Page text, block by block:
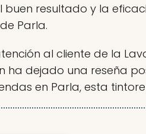
buen resultado y la
Parla.
al cliente de la
ha dejado una reseña
en Parla, esta